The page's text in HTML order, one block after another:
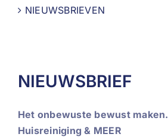
NIEUWSBRIEVEN
NIEUWSBRIEF
Het onbewuste bewust maken.
Huisreiniging & MEER